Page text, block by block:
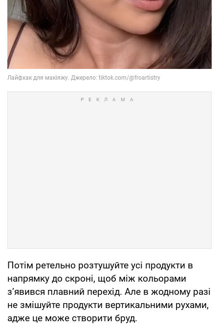
Потім ретельно розтушуйте усі продукти в
напрямку до скроні, щоб між кольорами
з’явився плавний перехід. Але в жодному разі
не змішуйте продукти вертикальними рухами,
адже це може створити бруд.